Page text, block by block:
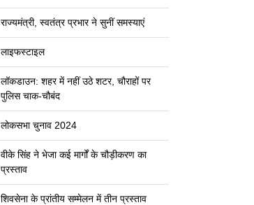
राज्यमंत्री, स्वतंत्र प्रभार ने सुनीं समस्याएं
लाइफस्टाइल
लॉकडाउन: शहर में नहीं उठे शटर, चौराहों पर
पुलिस चाक-चौबंद
लोकसभा चुनाव 2024
वीके सिंह ने भेजा कई मार्गों के चौड़ीकरण का
प्रस्ताव
शिवसेना के प्रांतीय सम्मेलन में तीन प्रस्ताव